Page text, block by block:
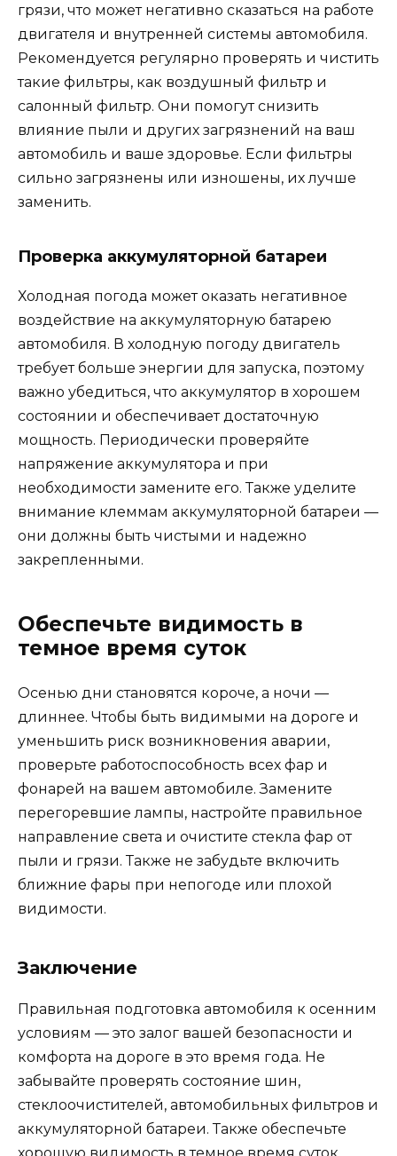
грязи, что может негативно сказаться на работе
двигателя и внутренней системы автомобиля.
Рекомендуется регулярно проверять и чистить
такие фильтры, как воздушный фильтр и
салонный фильтр. Они помогут снизить
влияние пыли и других загрязнений на ваш
автомобиль и ваше здоровье. Если фильтры
сильно загрязнены или изношены, их лучше
заменить.
Проверка аккумуляторной батареи
Холодная погода может оказать негативное
воздействие на аккумуляторную батарею
автомобиля. В холодную погоду двигатель
требует больше энергии для запуска, поэтому
важно убедиться, что аккумулятор в хорошем
состоянии и обеспечивает достаточную
мощность. Периодически проверяйте
напряжение аккумулятора и при
необходимости замените его. Также уделите
внимание клеммам аккумуляторной батареи —
они должны быть чистыми и надежно
закрепленными.
Обеспечьте видимость в
темное время суток
Осенью дни становятся короче, а ночи —
длиннее. Чтобы быть видимыми на дороге и
уменьшить риск возникновения аварии,
проверьте работоспособность всех фар и
фонарей на вашем автомобиле. Замените
перегоревшие лампы, настройте правильное
направление света и очистите стекла фар от
пыли и грязи. Также не забудьте включить
ближние фары при непогоде или плохой
видимости.
Заключение
Правильная подготовка автомобиля к осенним
условиям — это залог вашей безопасности и
комфорта на дороге в это время года. Не
забывайте проверять состояние шин,
стеклоочистителей, автомобильных фильтров и
аккумуляторной батареи. Также обеспечьте
хорошую видимость в темное время суток,